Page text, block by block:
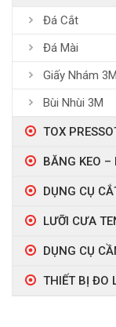
Đá Cắt
Đá Mài
Giấy Nhám 3M
Bùi Nhùi 3M
TOX
BĂNG KEO –
DỤNG CỤ
LƯỠI CƯA
DỤNG CỤ
THIẾT BỊ ĐO